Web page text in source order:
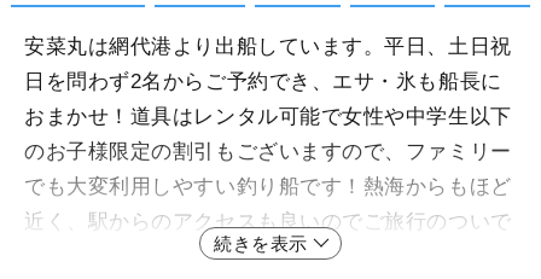
安菜丸は網代港より出船しています。平日、土日祝
日を問わず2名からご予約でき、エサ・氷も船長に
おまかせ！道具はレンタル可能で女性や中学生以下
のお子様限定の割引もございますので、ファミリー
でも大変利用しやすい釣り船です！熱海からもほど
近く、駅からのアクセスも良いのでご旅行のついで
に釣りを楽しむにはピッタリです。ぜひご利用くだ
続きを表示